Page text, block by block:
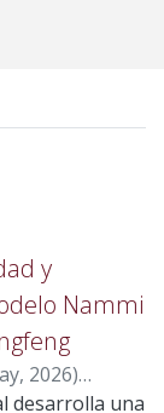
y
Nammi
, 2026)
;Mendez
desarrolla una